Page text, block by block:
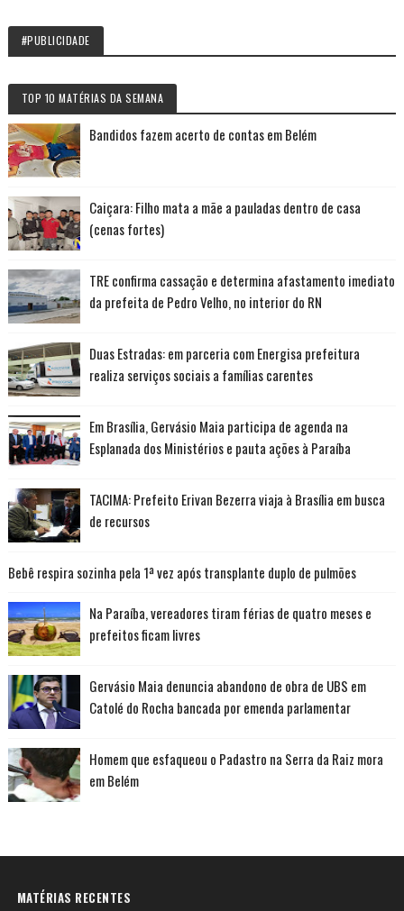
#PUBLICIDADE
TOP 10 MATÉRIAS DA SEMANA
Bandidos fazem acerto de contas em Belém
Caiçara: Filho mata a mãe a pauladas dentro de casa
(cenas fortes)
TRE confirma cassação e determina afastamento imediato
da prefeita de Pedro Velho, no interior do RN
Duas Estradas: em parceria com Energisa prefeitura
realiza serviços sociais a famílias carentes
Em Brasília, Gervásio Maia participa de agenda na
Esplanada dos Ministérios e pauta ações à Paraíba
TACIMA: Prefeito Erivan Bezerra viaja à Brasília em busca
de recursos
Bebê respira sozinha pela 1ª vez após transplante duplo de pulmões
Na Paraíba, vereadores tiram férias de quatro meses e
prefeitos ficam livres
Gervásio Maia denuncia abandono de obra de UBS em
Catolé do Rocha bancada por emenda parlamentar
Homem que esfaqueou o Padastro na Serra da Raiz mora
em Belém
MATÉRIAS RECENTES